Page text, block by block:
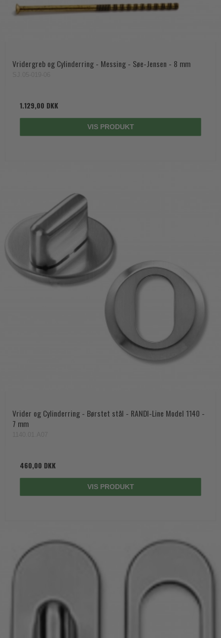
Vridergreb og Cylinderring - Messing - Søe-Jensen - 8 mm
1.129,00 DKK
VIS PRODUKT
Vrider og Cylinderring - Børstet stål - RANDI-Line Model 1140 -
7 mm
460,00 DKK
VIS PRODUKT